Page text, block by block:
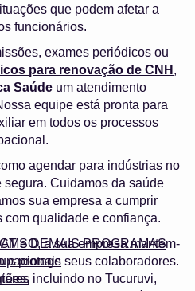
que podem afetar a
funcionários.
exames periódicos ou
para renovação de CNH ,
Saúde um atendimento
equipe está pronta para
em todos os processos
agendar para indústrias no
segura. Cuidamos da saúde
sua empresa a cumprir
qualidade e confiança.
e DEMAIS PROGRAMAS
a sua empresa mantém-
e protege seus colaboradores.
incluindo no Tucuruvi,